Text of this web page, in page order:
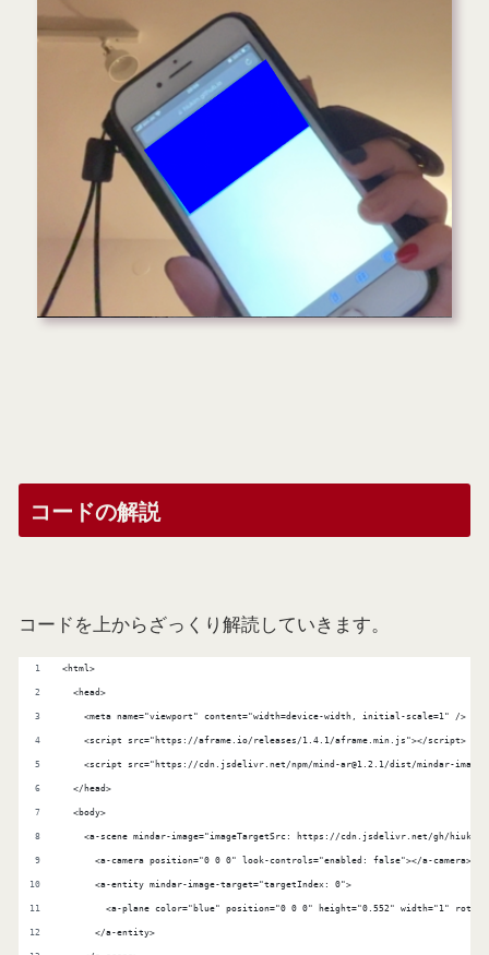
コードの解説
コードを上からざっくり解読していきます。
<html>
  <head>
    <meta name="viewport" content="width=device-width, initial-scale=1" />
    <script src="https://aframe.io/releases/1.4.1/aframe.min.js"></script>
<script src="https://cdn.jsdelivr.net/npm/mind-ar@1.2.1/dist/mindar-
  </head>
  <body>
<a-scene mindar-image="imageTargetSrc: https://cdn.jsdelivr.net/gh/
      <a-camera position="0 0 0" look-controls="enabled: false"></a-camera>
      <a-entity mindar-image-target="targetIndex: 0">
<a-plane color="blue" position="0 0 0" height="0.552" width="1"
      </a-entity>